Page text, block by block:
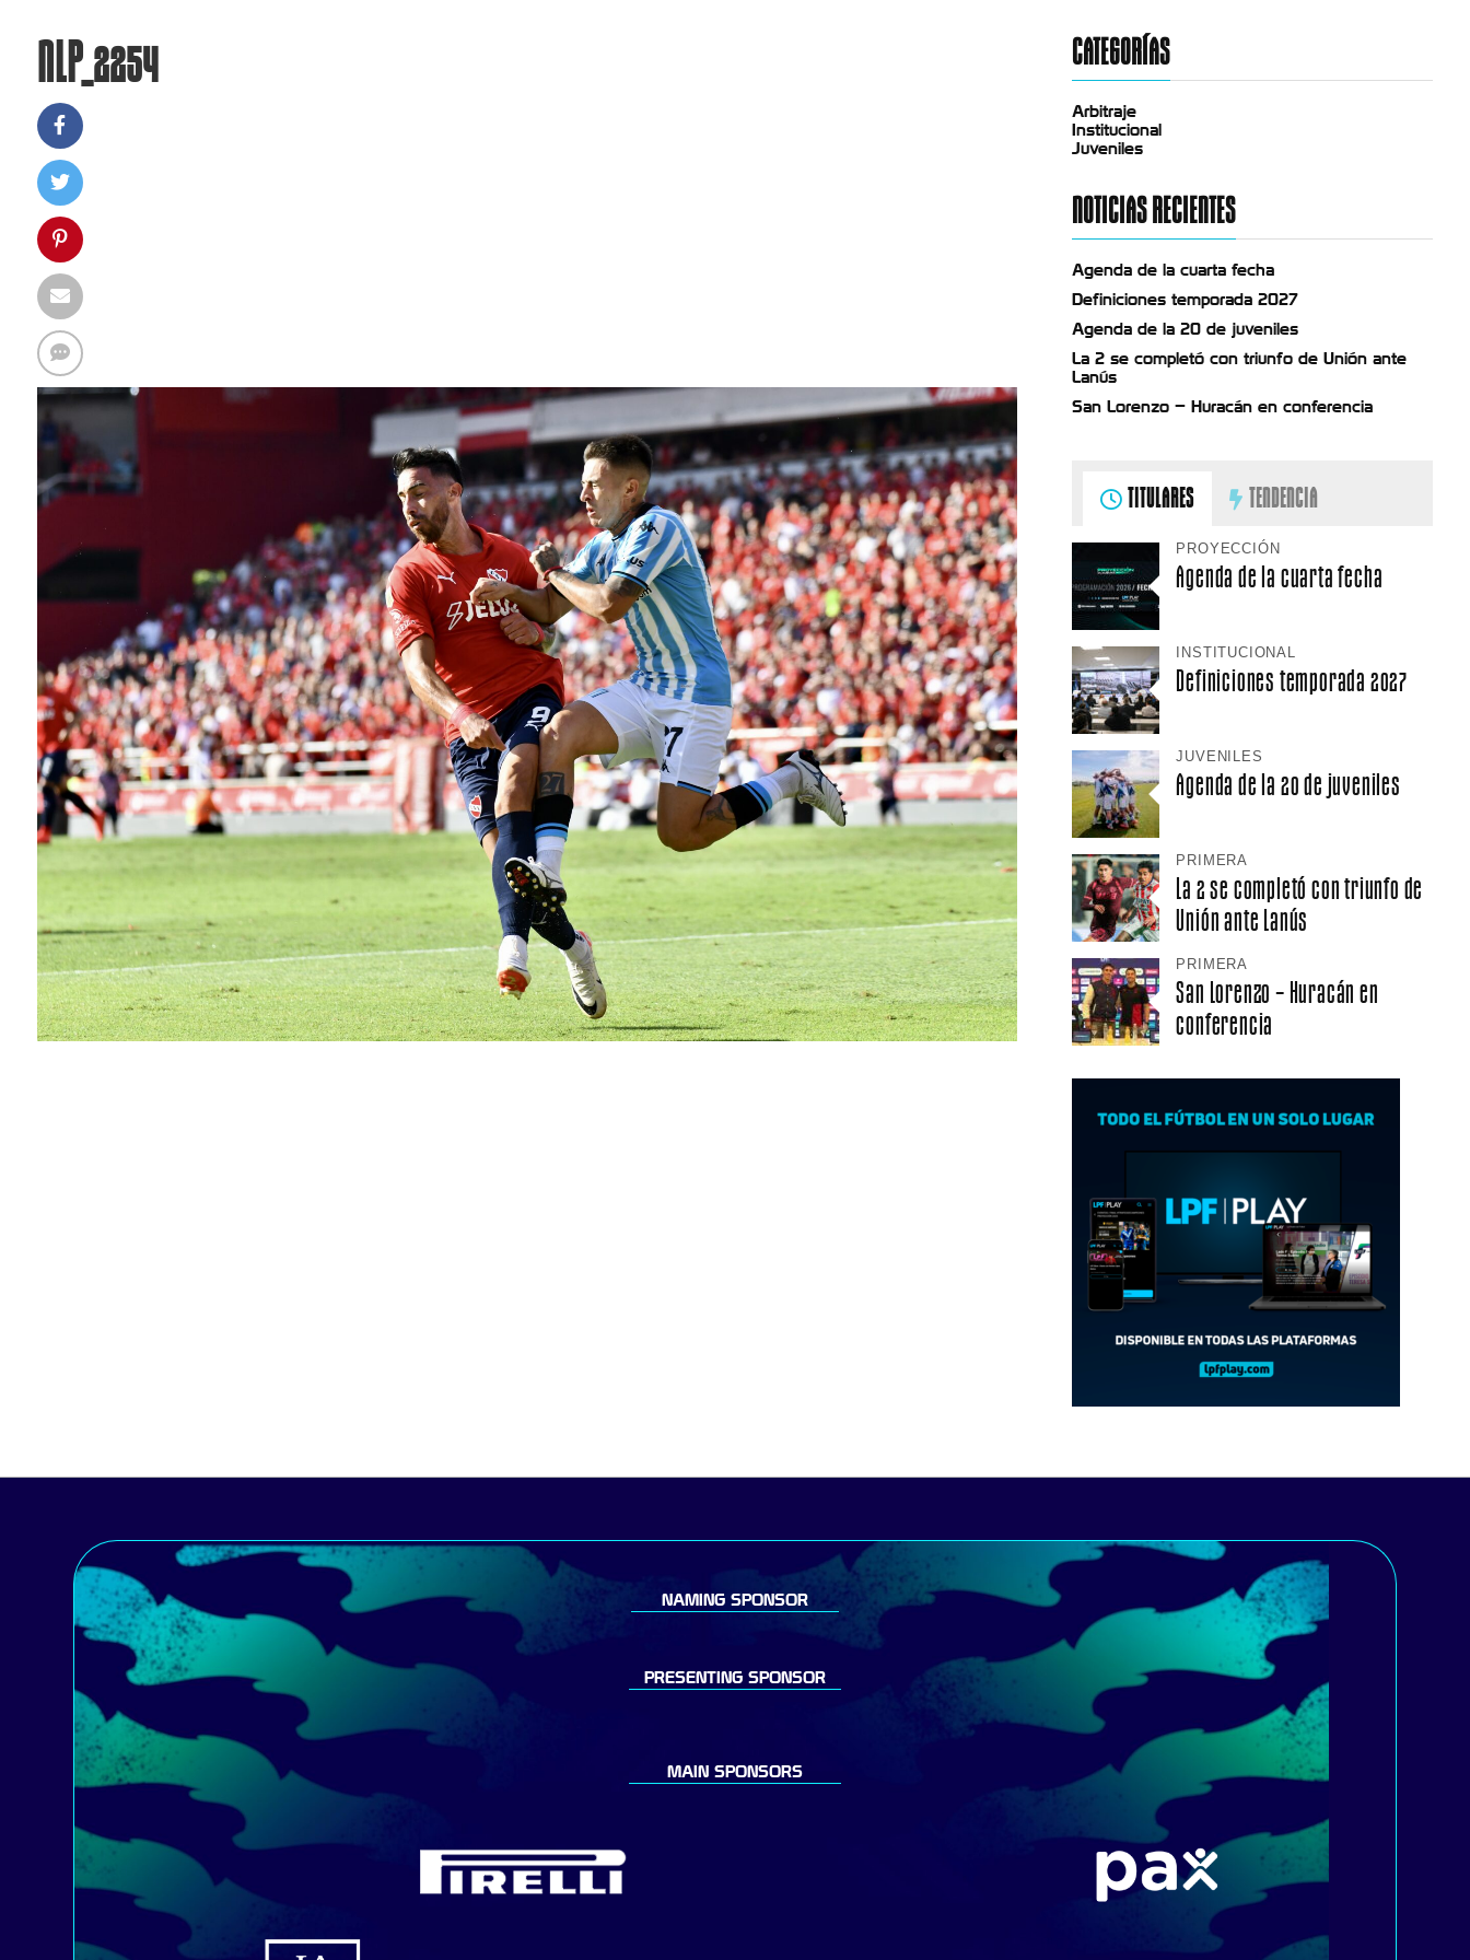
NLP_2254 CATEGORÍAS
Arbitraje
Institucional
Juveniles
NOTICIAS RECIENTES
Agenda de la cuarta fecha
Definiciones temporada 2027
Agenda de la 20 de juveniles
La 2 se completó con triunfo de Unión ante
Lanús
San Lorenzo – Huracán en conferencia
TITULARES TENDENCIA
PROYECCIÓN
Agenda de la cuarta fecha
INSTITUCIONAL
Definiciones temporada 2027
JUVENILES
Agenda de la 20 de juveniles
PRIMERA
La 2 se completó con triunfo de
Unión ante Lanús
PRIMERA
San Lorenzo – Huracán en
conferencia
NAMING SPONSOR
PRESENTING SPONSOR
MAIN SPONSORS